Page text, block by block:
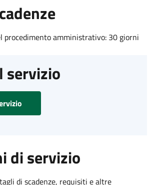
procedimento amministrativo: 30 giorni
servizio
di servizio
di scadenze, requisiti e altre